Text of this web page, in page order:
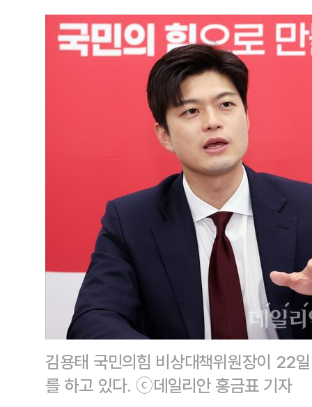
김용태 국민의힘 비상대책위원장이 22
를 하고 있다. ⓒ데일리안 홍금표 기자